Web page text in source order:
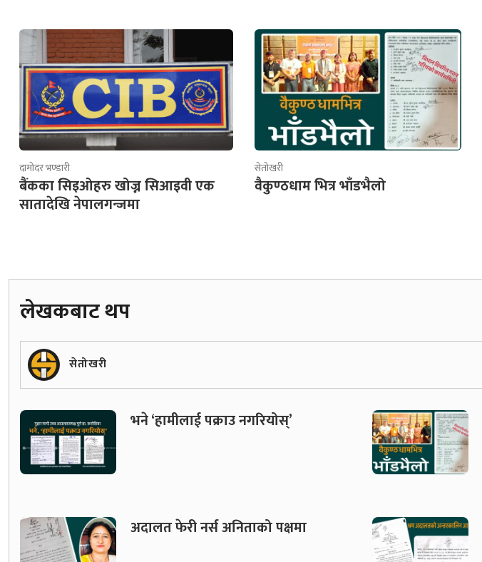
दामोदर भण्डारी
बैंकका सिइओहरु खोज्न सिआइवी एक
सातादेखि नेपालगन्जमा
सेतोखरी
वैकुण्ठधाम भित्र भाँडभैलो
लेखकबाट थप
सेतोखरी
भने ‘हामीलाई पक्राउ नगरियोस्’
अदालत फेरी नर्स अनिताको पक्षमा